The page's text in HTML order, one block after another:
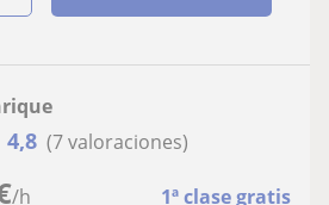
/h 1ª clase gratis
4,8 (7 valoraciones)